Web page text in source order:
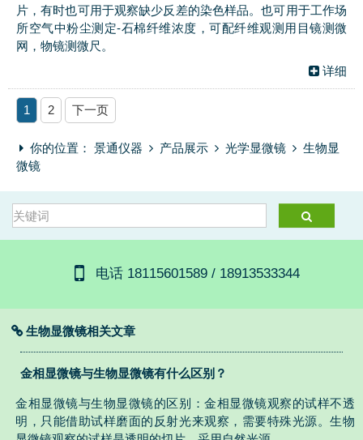
片，有时也可用于观察缺少反差的染色样品。也可用于工作场
所空气中粉尘测定-石棉纤维浓度，可配纤维观测用目镜测微
网，物镜测微尺。
详细
1 2 下一页
你的位置： 景通仪器 产品展示 光学显微镜
生物显
微镜
电话 18115601589 / 18913533344
生物显微镜相关文章
金相显微镜与生物显微镜有什么区别？
金相显微镜与生物显微镜的区别：金相显微镜观察的试样不透
明，只能借助试样磨面的反射光来观察，需要特殊光源。生物